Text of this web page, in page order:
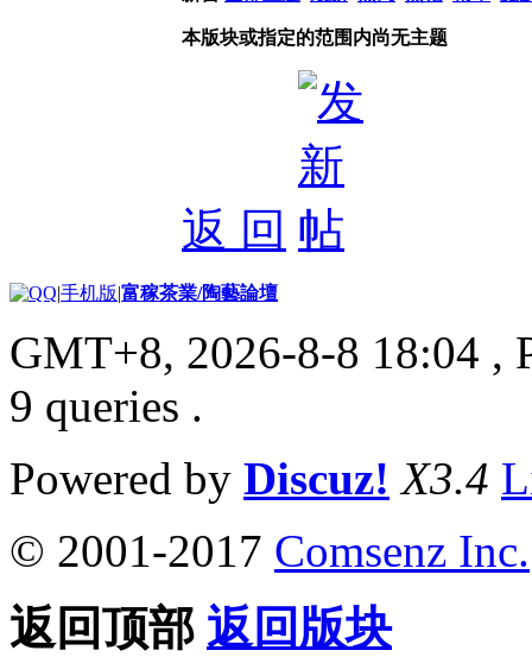
本版块或指定的范围内尚无主题
返 回
|手机版|富稼茶業/陶藝論壇
GMT+8, 2026-8-8 18:04 ,
9 queries .
Powered by Discuz! X3.4
© 2001-2017 Comsenz Inc.
返回顶部 返回版块